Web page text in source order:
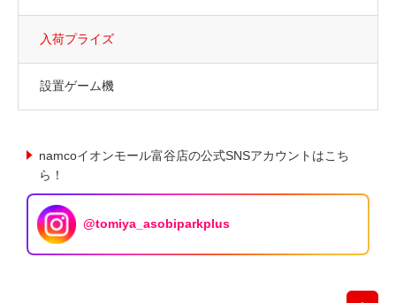
入荷プライズ
設置ゲーム機
namcoイオンモール富谷店の公式SNSアカウントはこち
ら！
@tomiya_asobiparkplus